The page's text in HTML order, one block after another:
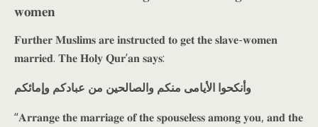
𝐰𝐨𝐦𝐞𝐧
𝐅𝐮𝐫𝐭𝐡𝐞𝐫 𝐌𝐮𝐬𝐥𝐢𝐦𝐬 𝐚𝐫𝐞 𝐢𝐧𝐬𝐭𝐫𝐮𝐜𝐭𝐞𝐝 𝐭𝐨 𝐠𝐞𝐭 𝐭𝐡𝐞 𝐬𝐥𝐚𝐯𝐞-𝐰𝐨𝐦𝐞𝐧
𝐦𝐚𝐫𝐫𝐢𝐞𝐝. 𝐓𝐡𝐞 𝐇𝐨𝐥𝐲 𝐐𝐮𝐫’𝐚𝐧 𝐬𝐚𝐲𝐬:
وأنكحوا الأيامى منكم والصالحين من عبادكم وإمائكم
“𝐀𝐫𝐫𝐚𝐧𝐠𝐞 𝐭𝐡𝐞 𝐦𝐚𝐫𝐫𝐢𝐚𝐠𝐞 𝐨𝐟 𝐭𝐡𝐞 𝐬𝐩𝐨𝐮𝐬𝐞𝐥𝐞𝐬𝐬 𝐚𝐦𝐨𝐧𝐠 𝐲𝐨𝐮, 𝐚𝐧𝐝 𝐭𝐡𝐞